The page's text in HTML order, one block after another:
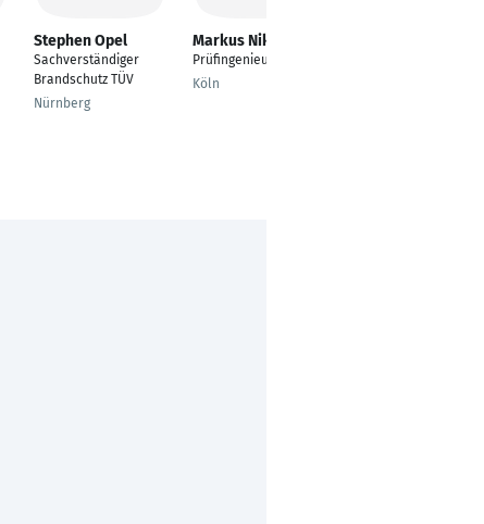
Stephen Opel
Sachverständiger
Brandschutz TÜV
Nürnberg
Markus Nikolai
Prüfingenieur
Köln